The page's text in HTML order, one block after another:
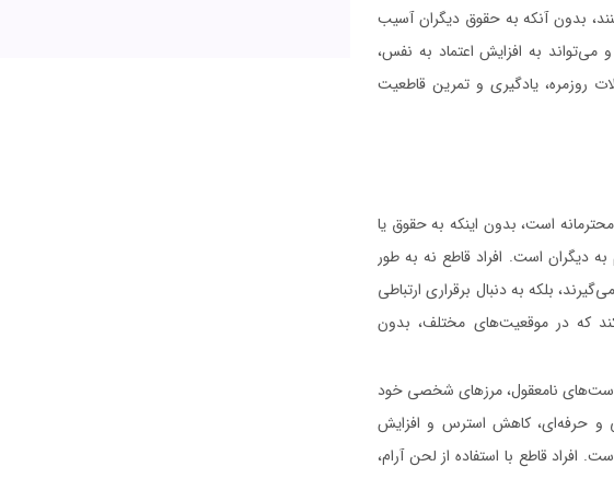
بدون آنکه به حقوق دیگران آسیب
می‌تواند به افزایش اعتماد به نفس،
روزمره، یادگیری و تمرین قاطعیت
است، بدون اینکه به حقوق یا
دیگران است. افراد قاطع نه به طور
بلکه به دنبال برقراری ارتباطی
که در موقعیت‌های مختلف، بدون
نامعقول، مرزهای شخصی خود
و حرفه‌ای، کاهش استرس و افزایش
قاطع با استفاده از لحن آرام،